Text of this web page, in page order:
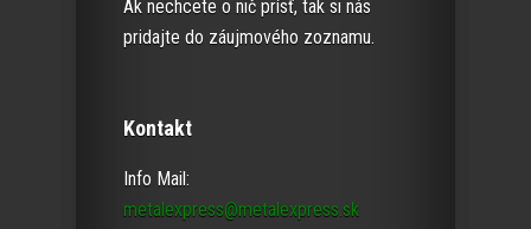
Ak nechcete o nič prísť, tak si nás
pridajte do záujmového zoznamu.
Kontakt
Info Mail:
metalexpress@metalexpress.sk